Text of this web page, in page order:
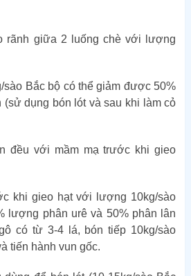
rãnh giữa 2 luống chè với lượng
Bắc bộ có thể giảm được 50%
(sử dụng bón lót và sau khi làm cỏ
đều với mầm mạ trước khi gieo
khi gieo hạt với lượng 10kg/sào
lượng phân urê và 50% phân lân
có từ 3-4 lá, bón tiếp 10kg/sào
tiến hành vun gốc.